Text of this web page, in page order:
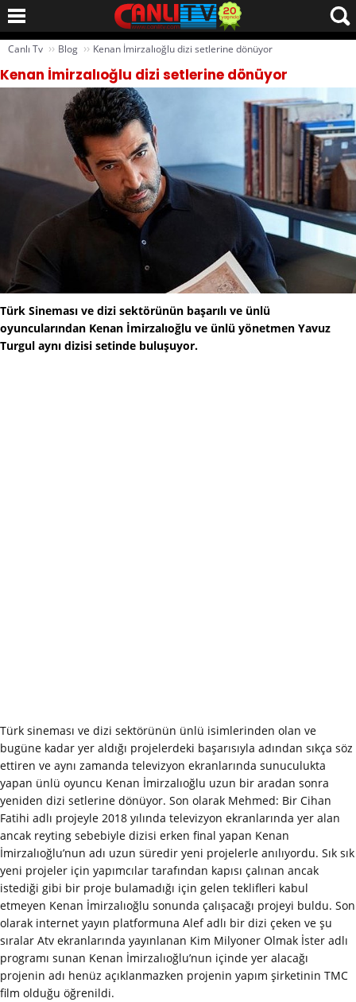
Canlı Tv ›› Blog ›› Kenan İmirzalıoğlu dizi setlerine dönüyor
Kenan İmirzalıoğlu dizi setlerine dönüyor
Türk Sineması ve dizi sektörünün başarılı ve ünlü
oyuncularından Kenan İmirzalıoğlu ve ünlü yönetmen Yavuz
Turgul aynı dizisi setinde buluşuyor.
Türk sineması ve dizi sektörünün ünlü isimlerinden olan ve
bugüne kadar yer aldığı projelerdeki başarısıyla adından sıkça söz
ettiren ve aynı zamanda televizyon ekranlarında sunuculukta
yapan ünlü oyuncu Kenan İmirzalıoğlu uzun bir aradan sonra
yeniden dizi setlerine dönüyor. Son olarak Mehmed: Bir Cihan
Fatihi adlı projeyle 2018 yılında televizyon ekranlarında yer alan
ancak reyting sebebiyle dizisi erken final yapan Kenan
İmirzalıoğlu’nun adı uzun süredir yeni projelerle anılıyordu. Sık sık
yeni projeler için yapımcılar tarafından kapısı çalınan ancak
istediği gibi bir proje bulamadığı için gelen teklifleri kabul
etmeyen Kenan İmirzalıoğlu sonunda çalışacağı projeyi buldu. Son
olarak internet yayın platformuna Alef adlı bir dizi çeken ve şu
sıralar Atv ekranlarında yayınlanan Kim Milyoner Olmak İster adlı
programı sunan Kenan İmirzalıoğlu’nun içinde yer alacağı
projenin adı henüz açıklanmazken projenin yapım şirketinin TMC
film olduğu öğrenildi.